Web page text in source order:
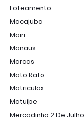
Loteamento
Macajuba
Mairi
Manaus
Marcas
Mato Rato
Matriculas
Matuípe
Mercadinho 2 De Julho